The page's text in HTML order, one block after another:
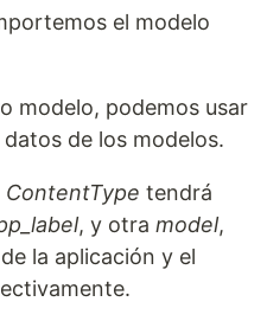
el modelo
modelo, podemos usar
de los modelos.
ContentType tendrá
, y otra model,
la aplicación y el